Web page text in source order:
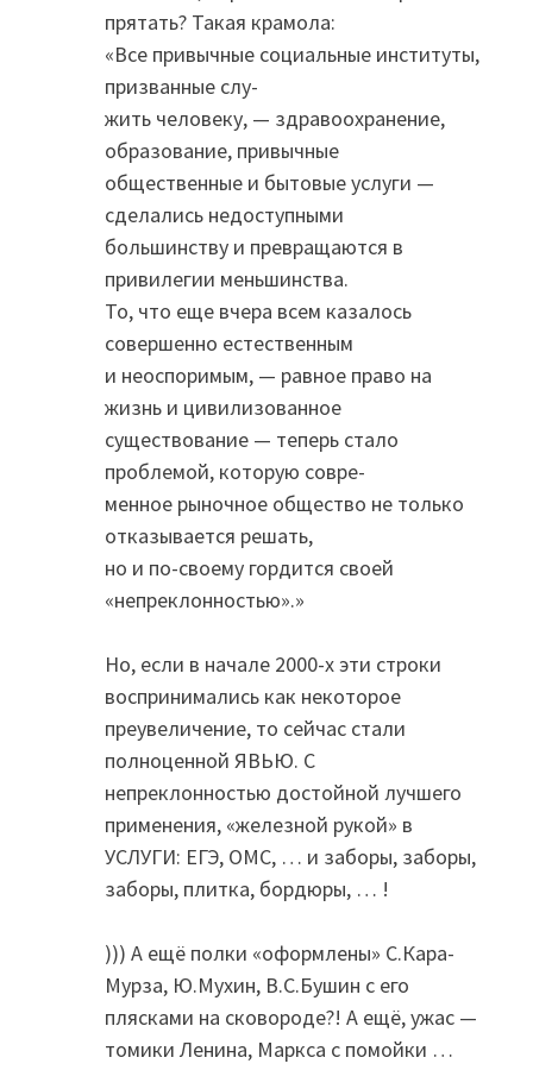
прятать? Такая крамола:
«Все привычные социальные институты,
призванные слу-
жить человеку, — здравоохранение,
образование, привычные
общественные и бытовые услуги —
сделались недоступными
большинству и превращаются в
привилегии меньшинства.
То, что еще вчера всем казалось
совершенно естественным
и неоспоримым, — равное право на
жизнь и цивилизованное
существование — теперь стало
проблемой, которую совре-
менное рыночное общество не только
отказывается решать,
но и по-своему гордится своей
«непреклонностью».»
Но, если в начале 2000-х эти строки
воспринимались как некоторое
преувеличение, то сейчас стали
полноценной ЯВЬЮ. С
непреклонностью достойной лучшего
применения, «железной рукой» в
УСЛУГИ: ЕГЭ, ОМС, … и заборы, заборы,
заборы, плитка, бордюры, … !
))) А ещё полки «оформлены» С.Кара-
Мурза, Ю.Мухин, В.С.Бушин с его
плясками на сковороде?! А ещё, ужас —
томики Ленина, Маркса с помойки …